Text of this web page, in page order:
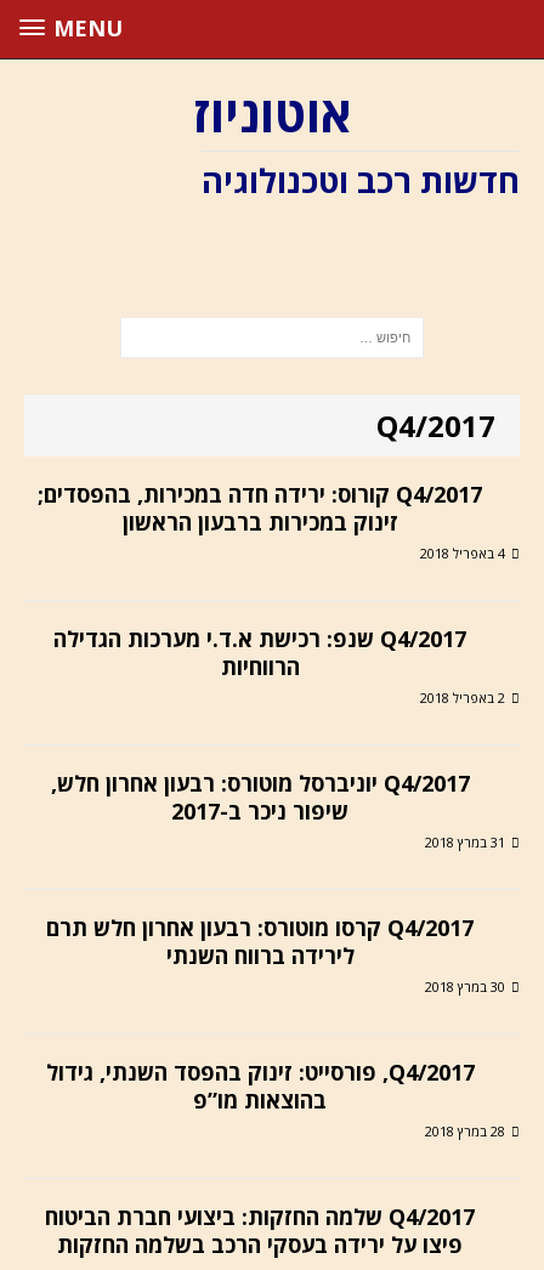
MENU
אוטוניוז
חדשות רכב וטכנולוגיה
Q4/2017
Q4/2017 קורוס: ירידה חדה במכירות, בהפסדים;
זינוק במכירות ברבעון הראשון
4 באפריל 2018
Q4/2017 שנפ: רכישת א.ד.י מערכות הגדילה
הרווחיות
2 באפריל 2018
Q4/2017 יוניברסל מוטורס: רבעון אחרון חלש,
שיפור ניכר ב-2017
31 במרץ 2018
Q4/2017 קרסו מוטורס: רבעון אחרון חלש תרם
לירידה ברווח השנתי
30 במרץ 2018
Q4/2017, פורסייט: זינוק בהפסד השנתי, גידול
בהוצאות מו”פ
28 במרץ 2018
Q4/2017 שלמה החזקות: ביצועי חברת הביטוח
פיצו על ירידה בעסקי הרכב בשלמה החזקות